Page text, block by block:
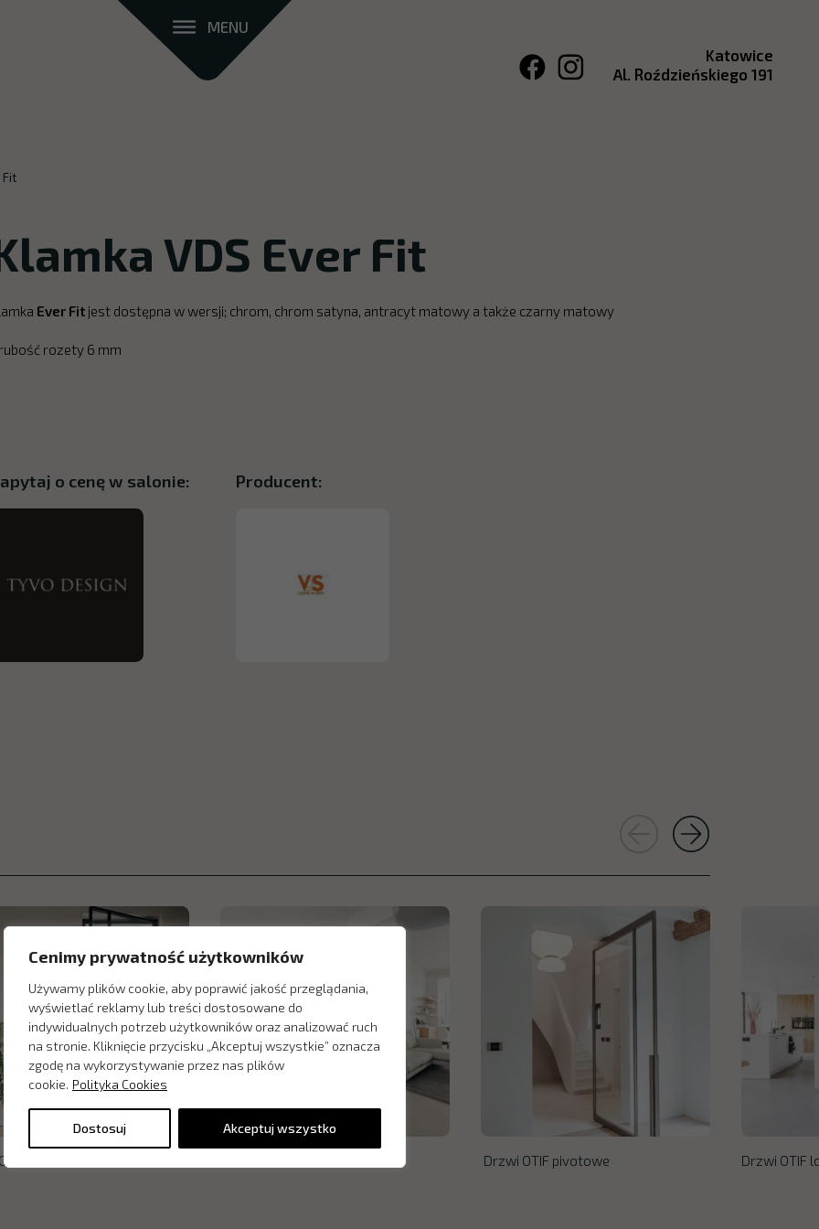
Cenimy prywatność użytkowników
Używamy plików cookie, aby poprawić jakość przeglądania,
wyświetlać reklamy lub treści dostosowane do
indywidualnych potrzeb użytkowników oraz analizować ruch
na stronie. Kliknięcie przycisku „Akceptuj wszystkie” oznacza
zgodę na wykorzystywanie przez nas plików
cookie. Polityka Cookies
Dostosuj Akceptuj wszystko
MENU
Katowice
Al. Roździeńskiego 191
Fit
VDS Ever Fit
Ever Fit jest dostępna w wersji; chrom, chrom satyna, antracyt matowy a także czarny matowy
rozety 6 mm
o cenę w salonie: Producent:
Vida Pano Drzwi OTIF pivotowe Drzwi OTIF